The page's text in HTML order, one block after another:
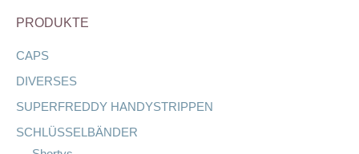
Produktseite
PRODUKTE
CAPS
DIVERSES
SUPERFREDDY HANDYSTRIPPEN
SCHLÜSSELBÄNDER